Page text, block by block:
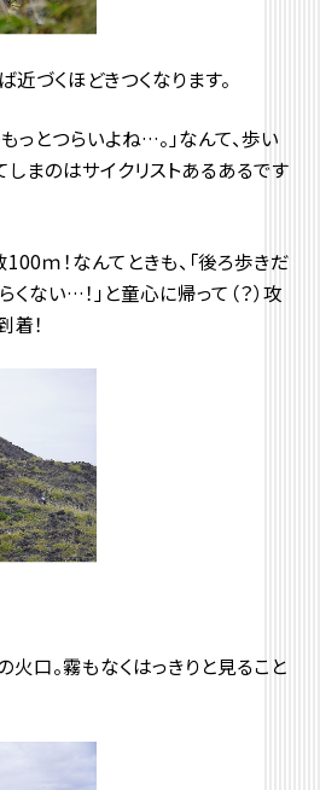
づくほどきつくなります。
っとつらいよね…。」なんて、歩い
まのはサイクリストあるあるです
ｍ！なんてときも、「後ろ歩きだ
ない…！」と童心に帰って（？）攻
！
口。霧もなくはっきりと見ること